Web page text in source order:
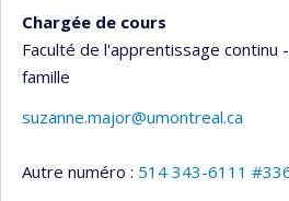
Chargée de cours
Faculté de l'apprentissage continu
famille
suzanne.major@umontreal.ca
Autre numéro : 514 343-6111